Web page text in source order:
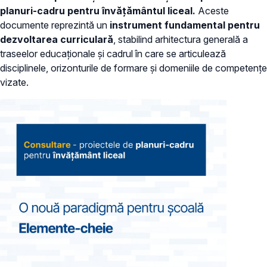
planuri-cadru pentru învățământul liceal. Aceste
documente reprezintă un instrument fundamental pentru
dezvoltarea curriculară, stabilind arhitectura generală a
traseelor educaționale și cadrul în care se articulează
disciplinele, orizonturile de formare și domeniile de competențe
vizate.